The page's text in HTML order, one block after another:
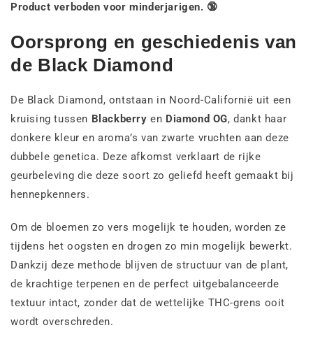
Product verboden voor minderjarigen. 🔞
Oorsprong en geschiedenis van
de Black Diamond
De Black Diamond, ontstaan in Noord-Californië uit een
kruising tussen Blackberry en Diamond OG, dankt haar
donkere kleur en aroma’s van zwarte vruchten aan deze
dubbele genetica. Deze afkomst verklaart de rijke
geurbeleving die deze soort zo geliefd heeft gemaakt bij
hennepkenners.
Om de bloemen zo vers mogelijk te houden, worden ze
tijdens het oogsten en drogen zo min mogelijk bewerkt.
Dankzij deze methode blijven de structuur van de plant,
de krachtige terpenen en de perfect uitgebalanceerde
textuur intact, zonder dat de wettelijke THC-grens ooit
wordt overschreden.